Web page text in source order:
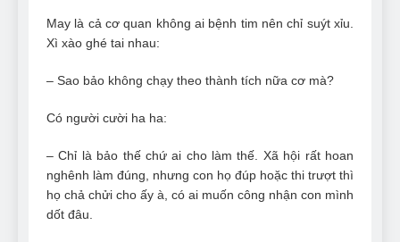
May là cả cơ quan không ai bệnh tim nên chỉ suýt xỉu.
Xì xào ghé tai nhau:
– Sao bảo không chạy theo thành tích nữa cơ mà?
Có người cười ha ha:
– Chỉ là bảo thế chứ ai cho làm thế. Xã hội rất hoan
nghênh làm đúng, nhưng con họ đúp hoặc thi trượt thì
họ chả chửi cho ấy à, có ai muốn công nhận con mình
dốt đâu.